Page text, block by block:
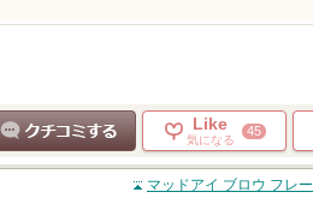
クチコミする
Like
気になる
45
マッドアイ ブロウ フレ